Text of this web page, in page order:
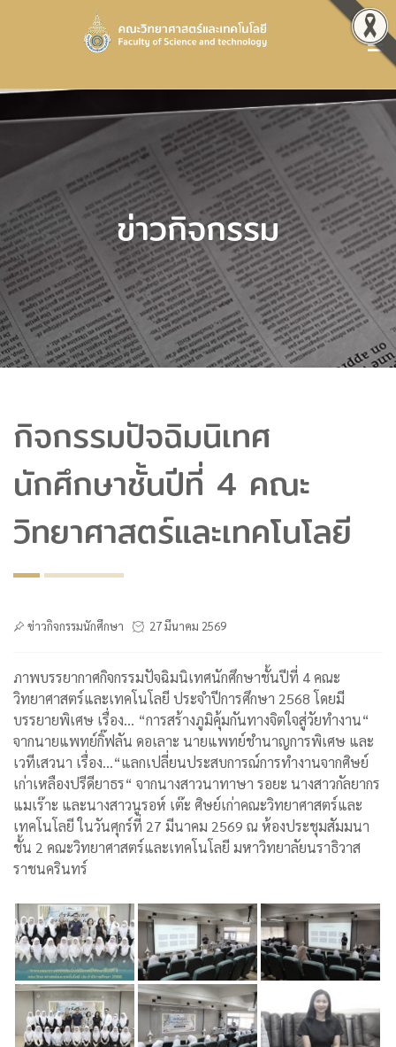
ข่าวกิจกรรม
กิจกรรมปัจฉิมนิเทศ
นักศึกษาชั้นปีที่ 4 คณะ
วิทยาศาสตร์และเทคโนโลยี
ข่าวกิจกรรมนักศึกษา 27 มีนาคม 2569
ภาพบรรยากาศกิจกรรมปัจฉิมนิเทศนักศึกษาชั้นปีที่ 4 คณะ
วิทยาศาสตร์และเทคโนโลยี ประจำปีการศึกษา 2568 โดยมี
บรรยายพิเศษ เรื่อง... “การสร้างภูมิคุ้มกันทางจิตใจสู่วัยทำงาน“
จากนายแพทย์กิ๊ฟลัน ดอเลาะ นายแพทย์ชำนาญการพิเศษ และ
เวทีเสวนา เรื่อง...“แลกเปลี่ยนประสบการณ์การทำงานจากศิษย์
เก่าเหลืองปรีดียาธร“ จากนางสาวนาทาษา รอยะ นางสาวกัลยากร
แมเร๊าะ และนางสาวนูรอห์ เต๊ะ ศิษย์เก่าคณะวิทยาศาสตร์และ
เทคโนโลยี ในวันศุกร์ที่ 27 มีนาคม 2569 ณ ห้องประชุมสัมมนา
ชั้น 2 คณะวิทยาศาสตร์และเทคโนโลยี มหาวิทยาลัยนราธิวาส
ราชนครินทร์